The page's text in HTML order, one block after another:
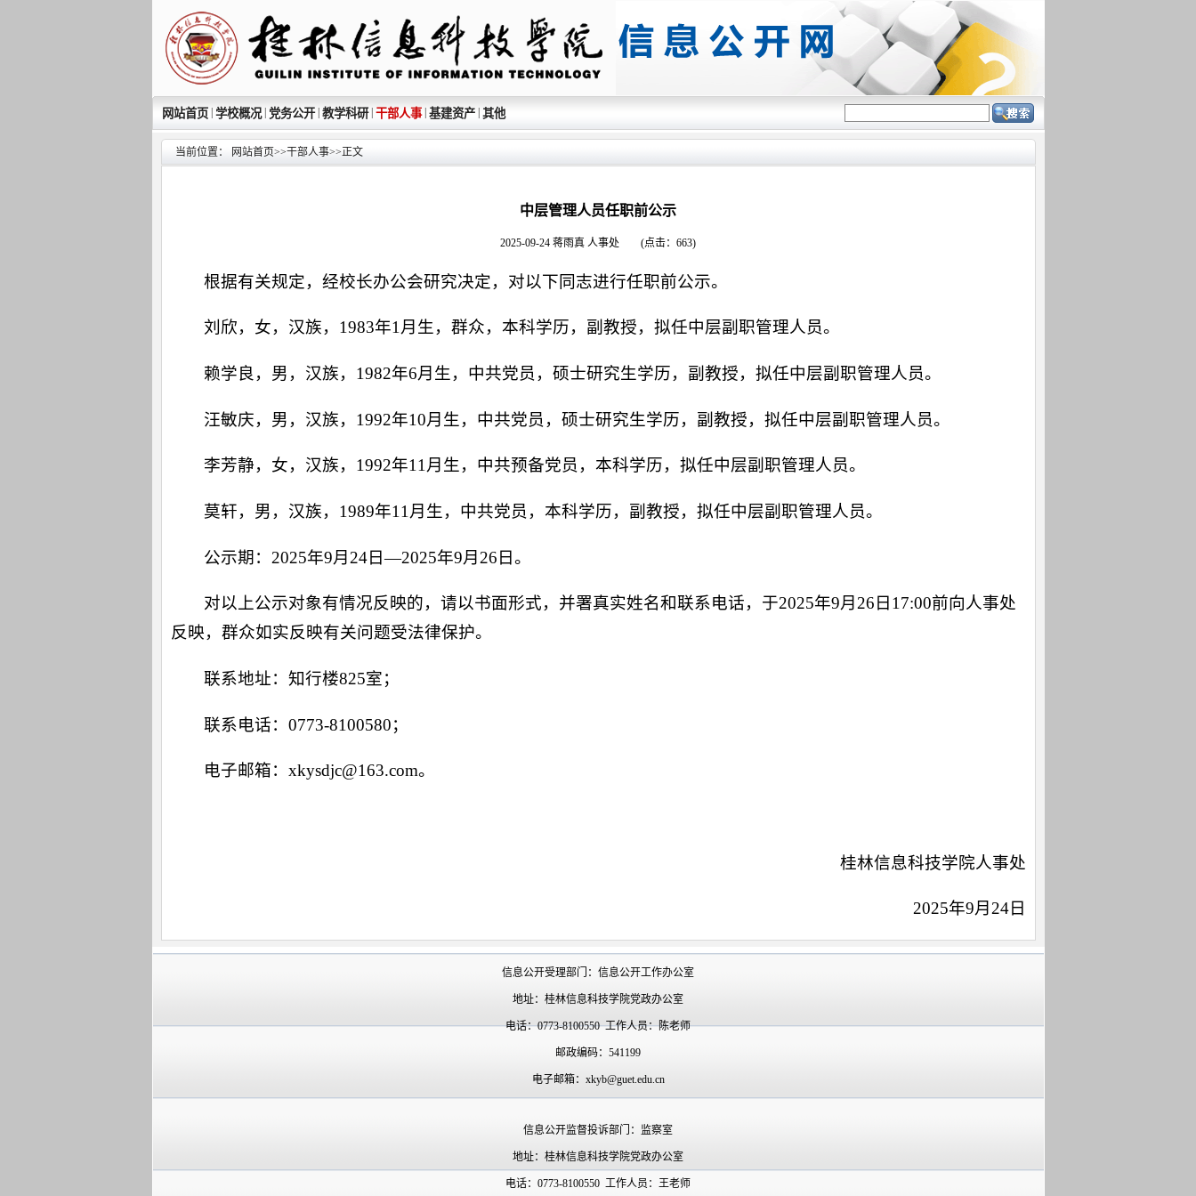
网站首页 学校概况 党务公开 教学科研 干部人事 基建资产 其他
当前位置： 网站首页>>干部人事>>正文
中层管理人员任职前公示
2025-09-24 蒋雨真 人事处 (点击： 663)
根据有关规定，经校长办公会研究决定，对以下同志进行任职前公示。
刘欣，女，汉族，1983年1月生，群众，本科学历，副教授，拟任中层副职管理人员。
赖学良，男，汉族，1982年6月生，中共党员，硕士研究生学历，副教授，拟任中层副职管理人员。
汪敏庆，男，汉族，1992年10月生，中共党员，硕士研究生学历，副教授，拟任中层副职管理人员。
李芳静，女，汉族，1992年11月生，中共预备党员，本科学历，拟任中层副职管理人员。
莫轩，男，汉族，1989年11月生，中共党员，本科学历，副教授，拟任中层副职管理人员。
公示期：2025年9月24日—2025年9月26日。
对以上公示对象有情况反映的，请以书面形式，并署真实姓名和联系电话，于2025年9月26日17:00前向人事处
反映，群众如实反映有关问题受法律保护。
联系地址：知行楼825室；
联系电话：0773-8100580；
电子邮箱：xkysdjc@163.com。
桂林信息科技学院人事处
2025年9月24日
信息公开受理部门：信息公开工作办公室
地址：桂林信息科技学院党政办公室
电话：0773-8100550 工作人员：陈老师
邮政编码：541199
电子邮箱：xkyb@guet.edu.cn
信息公开监督投诉部门：监察室
地址：桂林信息科技学院党政办公室
电话：0773-8100550 工作人员：王老师